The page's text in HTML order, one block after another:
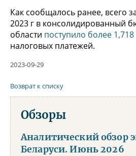
Как сообщалось ранее, всего
2023 г в консолидированный
области поступило более
налоговых платежей.
2023-09-29
Возврат к списку
Обзоры
Аналитический обзор
Беларуси. Июнь 2026